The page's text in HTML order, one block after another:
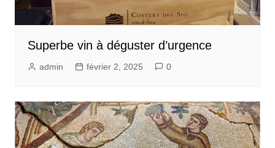
Superbe vin à déguster d’urgence
admin février 2, 2025 0